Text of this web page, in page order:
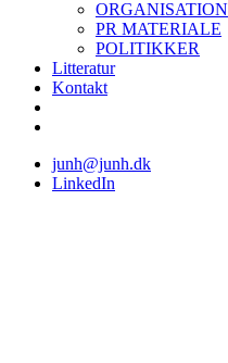
ORGANISATION
PR MATERIALE
POLITIKKER
Litteratur
Kontakt
junh@junh.dk
LinkedIn